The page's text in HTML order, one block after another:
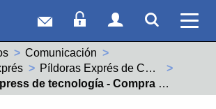
Correo webAcceso Socios
Acceso
Comunicación
Píldoras Exprés de Competitividad y Tecnología
- Compra innovadora de suministro eléctrico